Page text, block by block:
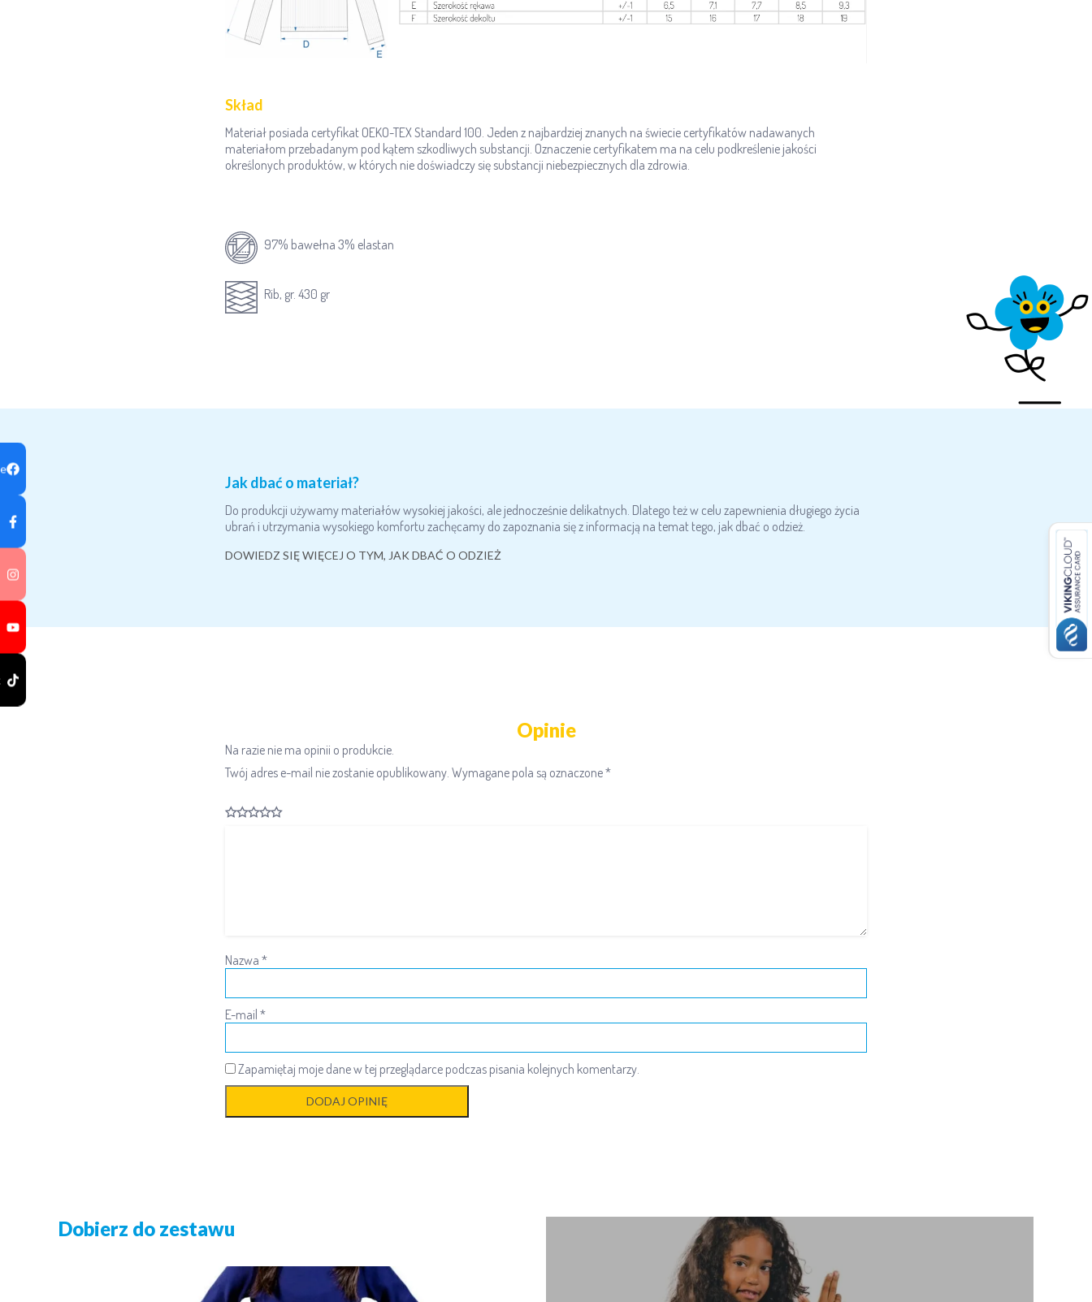
Skład
Materiał posiada certyfikat OEKO-TEX Standard 100. Jeden z najbardziej znanych na świecie certyfikatów nadawanych
materiałom przebadanym pod kątem szkodliwych substancji. Oznaczenie certyfikatem ma na celu podkreślenie jakości
określonych produktów, w których nie doświadczy się substancji niebezpiecznych dla zdrowia.
97% bawełna 3% elastan
Rib, gr. 430 gr
Jak dbać o materiał?
Do produkcji używamy materiałów wysokiej jakości, ale jednocześnie delikatnych. Dlatego też w celu zapewnienia długiego życia
ubrań i utrzymania wysokiego komfortu zachęcamy do zapoznania się z informacją na temat tego, jak dbać o odzież.
DOWIEDZ SIĘ WIĘCEJ O TYM, JAK DBAĆ O ODZIEŻ
Opinie
Na razie nie ma opinii o produkcie.
Twój adres e-mail nie zostanie opublikowany. Wymagane pola są oznaczone*
Nazwa *
E-mail *
Zapamiętaj moje dane w tej przeglądarce podczas pisania kolejnych komentarzy.
Dobierz do zestawu